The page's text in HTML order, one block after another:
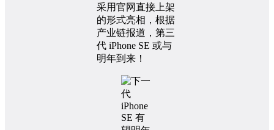
采用官网直接上架
的形式亮相，根据
产业链报道，第三
代 iPhone SE 或与
明年到来！